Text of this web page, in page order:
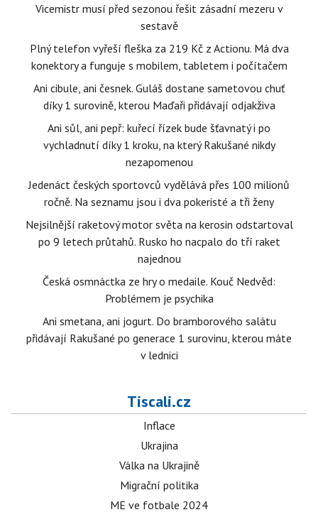
Vicemistr musí před sezonou řešit zásadní mezeru v
sestavě
Plný telefon vyřeší fleška za 219 Kč z Actionu. Má dva
konektory a funguje s mobilem, tabletem i počítačem
Ani cibule, ani česnek. Guláš dostane sametovou chuť
díky 1 surovině, kterou Maďaři přidávají odjakživa
Ani sůl, ani pepř: kuřecí řízek bude šťavnatý i po
vychladnutí díky 1 kroku, na který Rakušané nikdy
nezapomenou
Jedenáct českých sportovců vydělává přes 100 milionů
ročně. Na seznamu jsou i dva pokeristé a tři ženy
Nejsilnější raketový motor světa na kerosin odstartoval
po 9 letech průtahů. Rusko ho nacpalo do tří raket
najednou
Česká osmnáctka ze hry o medaile. Kouč Nedvěd:
Problémem je psychika
Ani smetana, ani jogurt. Do bramborového salátu
přidávají Rakušané po generace 1 surovinu, kterou máte
v lednici
Tiscali.cz
Inflace
Ukrajina
Válka na Ukrajině
Migrační politika
ME ve fotbale 2024